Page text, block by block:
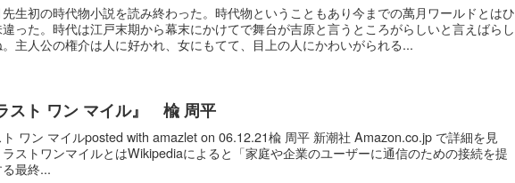
生初の時代物小説を読み終わった。時代物ということもあり今までの萬月ワールドとはひ
違った。時代は江戸末期から幕末にかけてで舞台が吉原と言うところがらしいと言えばらし
。主人公の権介は人に好かれ、女にもてて、目上の人にかわいがられる...
スト ワン マイル』 楡 周平
ト ワン マイルposted with amazlet on 06.12.21楡 周平 新潮社 Amazon.co.jp で詳細を見
ストワンマイルとはWikipediaによると「家庭や企業のユーザーに通信のための接続を提
最終...